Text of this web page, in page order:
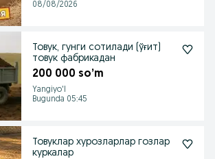
08/08/2026
Товук, гунги сотилади (ўғит)
товук фабрикадан
200 000 so’m
Yangiyo'l
Bugunda 05:45
Товуклар хурозларлар гозлар
куркалар